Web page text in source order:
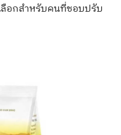
ลือกสำหรับคนที่ชอบปรับ